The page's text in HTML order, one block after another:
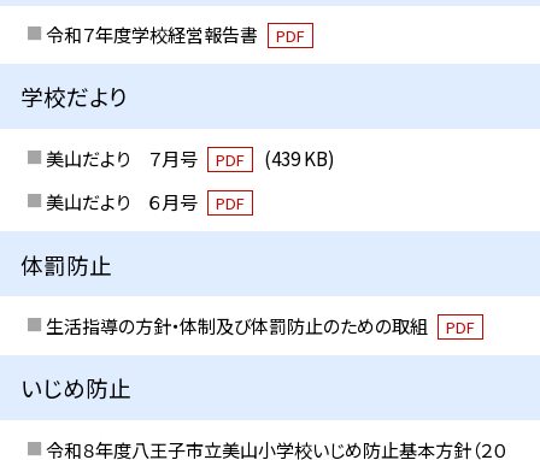
令和７年度学校経営報告書 PDF
学校だより
美山だより ７月号 PDF
(439 KB)
美山だより ６月号
PDF
体罰防止
生活指導の方針・体制及び体罰防止のための取組 PDF
いじめ防止
令和８年度八王子市立美山小学校いじめ防止基本方針（２０